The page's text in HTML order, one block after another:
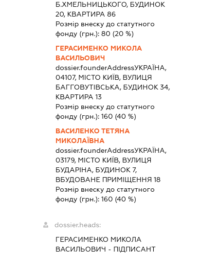
Б.ХМЕЛЬНИЦЬКОГО, БУДИНОК
20, КВАРТИРА 86
Розмір внеску до статутного
фонду (грн.): 80 (20 %)
ГЕРАСИМЕНКО МИКОЛА
ВАСИЛЬОВИЧ
dossier.founderAddressУКРАЇНА,
04107, МІСТО КИЇВ, ВУЛИЦЯ
БАГГОВУТІВСЬКА, БУДИНОК 34,
КВАРТИРА 13
Розмір внеску до статутного
фонду (грн.): 160 (40 %)
ВАСИЛЕНКО ТЕТЯНА
МИКОЛАЇВНА
dossier.founderAddressУКРАЇНА,
03179, МІСТО КИЇВ, ВУЛИЦЯ
БУДАРІНА, БУДИНОК 7,
ВБУДОВАНЕ ПРИМІЩЕННЯ 18
Розмір внеску до статутного
фонду (грн.): 160 (40 %)
dossier.heads:
ГЕРАСИМЕНКО МИКОЛА
ВАСИЛЬОВИЧ - ПІДПИСАНТ